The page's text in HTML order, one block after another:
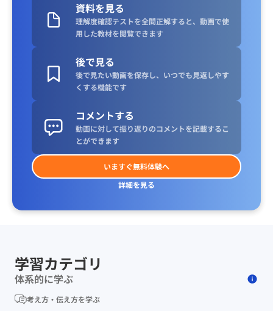
資料を見る
理解度確認テストを全問正解すると、動画で使
用した教材を閲覧できます
後で見る
後で見たい動画を保存し、いつでも見返しやす
くする機能です
コメントする
動画に対して振り返りのコメントを記載するこ
とができます
いますぐ無料体験へ
詳細を見る
学習カテゴリ
体系的に学ぶ
考え方・伝え方を学ぶ